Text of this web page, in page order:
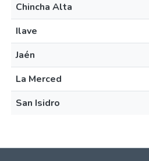
Chincha Alta
Ilave
Jaén
La Merced
San Isidro